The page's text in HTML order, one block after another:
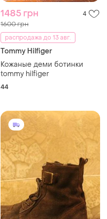
1485 грн 4
1600 грн
распродажа до 13 авг.
Tommy Hilfiger
Кожаные деми ботинки
tommy hilfiger
44